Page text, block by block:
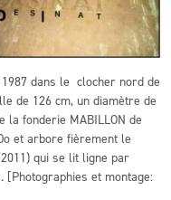
dans le clocher nord de
de 126 cm, un diamètre de
la fonderie MABILLON de
et arbore fièrement le
qui se lit ligne par
[Photographies et montage: